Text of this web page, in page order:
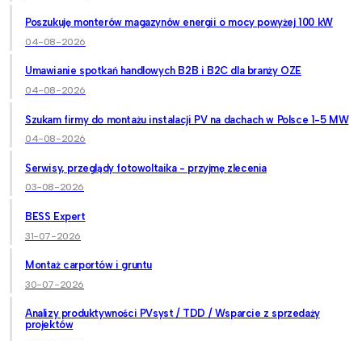
Poszukuję monterów magazynów energii o mocy powyżej 100 kW
04-08-2026
Umawianie spotkań handlowych B2B i B2C dla branży OZE
04-08-2026
Szukam firmy do montażu instalacji PV na dachach w Polsce 1-5 MW
04-08-2026
Serwisy, przeglądy fotowoltaika - przyjmę zlecenia
03-08-2026
BESS Expert
31-07-2026
Montaż carportów i gruntu
30-07-2026
Analizy produktywności PVsyst / TDD / Wsparcie z sprzedaży
projektów